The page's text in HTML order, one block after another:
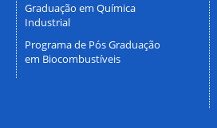
Graduação em Química
Industrial
Programa de Pós Graduação
em Biocombustíveis